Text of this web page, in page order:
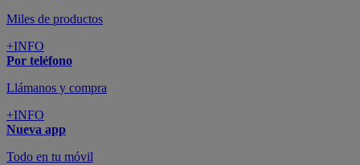
Miles de productos
+INFO
Por teléfono
Llámanos y compra
+INFO
Nueva app
Todo en tu móvil